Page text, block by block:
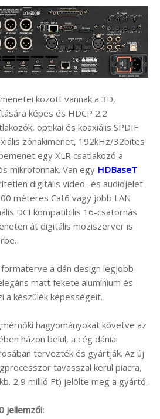
között vannak a 3D,
képes és HDCP 2.2
optikai és koaxiális SPDIF
zónakimenet, 192kHz/32bites
egy XLR csatlakozó a
mikrofonnak. Van egy HDBaseT
digitális video- és audiojelet
méteres Cat6 vagy jobb LAN
DCI kompatibilis 16-csatornás
át digitális moziszerver is
a dán design legjobb
matt fekete alumínium és
a készülék képességeit.
hagyományokat követve az
házon belül, a cég dániai
tervezték és gyártják. Az új
tavasszal kerül piacra,
2,9 millió Ft) jelölte meg a gyártó.
jellemzői: